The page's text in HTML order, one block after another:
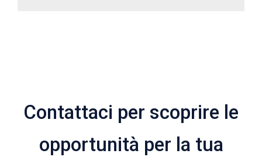
Contattaci per scoprire le
opportunità per la tua